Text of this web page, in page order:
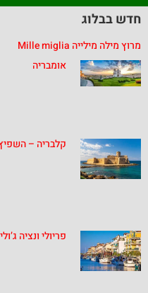
חדש בבלוג
מרוץ מילה מילייה Mille miglia
אומבריה
קלבריה –
פריולי ונציה